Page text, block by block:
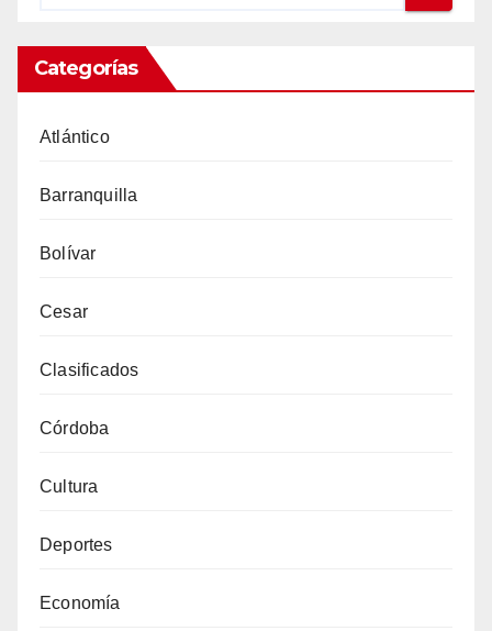
Categorías
Atlántico
Barranquilla
Bolívar
Cesar
Clasificados
Córdoba
Cultura
Deportes
Economía